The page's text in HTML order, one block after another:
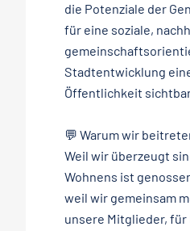
die Potenziale der
für eine soziale,
Stadtentwicklung
Öffentlichkeit sichtbar
💬 Warum wir
Weil wir überzeugt
Wohnens ist
weil wir gemeinsam
unsere Mitglieder,